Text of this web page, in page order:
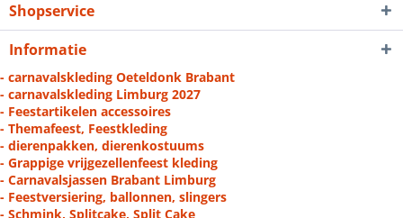
Shopservice
Informatie
- carnavalskleding Oeteldonk Brabant
- carnavalskleding Limburg 2027
- Feestartikelen accessoires
- Themafeest, Feestkleding
- dierenpakken, dierenkostuums
- Grappige vrijgezellenfeest kleding
- Carnavalsjassen Brabant Limburg
- Feestversiering, ballonnen, slingers
- Schmink, Splitcake, Split Cake